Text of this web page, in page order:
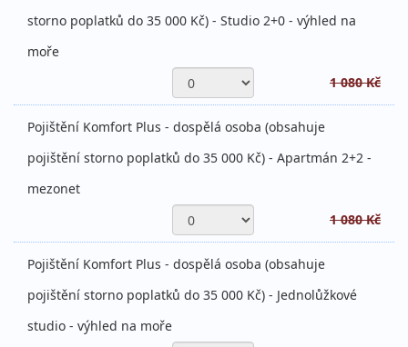
storno poplatků do 35 000 Kč) - Studio 2+0 - výhled na
moře
1 080 Kč
Pojištění Komfort Plus - dospělá osoba (obsahuje
pojištění storno poplatků do 35 000 Kč) - Apartmán 2+2 -
mezonet
1 080 Kč
Pojištění Komfort Plus - dospělá osoba (obsahuje
pojištění storno poplatků do 35 000 Kč) - Jednolůžkové
studio - výhled na moře